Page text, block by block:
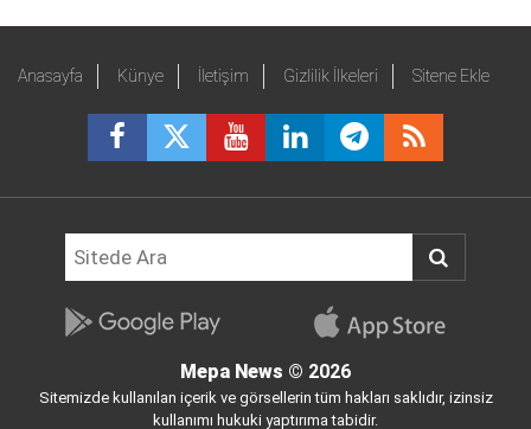
Anasayfa Künye İletişim Gizlilik İlkeleri Sitene Ekle
Mepa News © 2026
Sitemizde kullanılan içerik ve görsellerin tüm hakları saklıdır, izinsiz
kullanımı hukuki yaptırıma tabidir.